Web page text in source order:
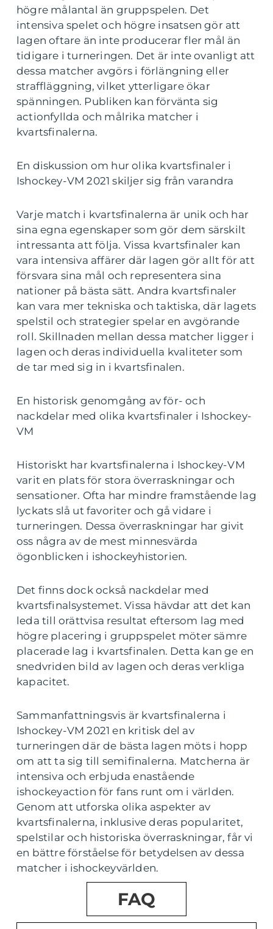
högre målantal än gruppspelen. Det
intensiva spelet och högre insatsen gör att
lagen oftare än inte producerar fler mål än
tidigare i turneringen. Det är inte ovanligt att
dessa matcher avgörs i förlängning eller
straffläggning, vilket ytterligare ökar
spänningen. Publiken kan förvänta sig
actionfyllda och målrika matcher i
kvartsfinalerna.
En diskussion om hur olika kvartsfinaler i
Ishockey-VM 2021 skiljer sig från varandra
Varje match i kvartsfinalerna är unik och har
sina egna egenskaper som gör dem särskilt
intressanta att följa. Vissa kvartsfinaler kan
vara intensiva affärer där lagen gör allt för att
försvara sina mål och representera sina
nationer på bästa sätt. Andra kvartsfinaler
kan vara mer tekniska och taktiska, där lagets
spelstil och strategier spelar en avgörande
roll. Skillnaden mellan dessa matcher ligger i
lagen och deras individuella kvaliteter som
de tar med sig in i kvartsfinalen.
En historisk genomgång av för- och
nackdelar med olika kvartsfinaler i Ishockey-
VM
Historiskt har kvartsfinalerna i Ishockey-VM
varit en plats för stora överraskningar och
sensationer. Ofta har mindre framstående lag
lyckats slå ut favoriter och gå vidare i
turneringen. Dessa överraskningar har givit
oss några av de mest minnesvärda
ögonblicken i ishockeyhistorien.
Det finns dock också nackdelar med
kvartsfinalsystemet. Vissa hävdar att det kan
leda till orättvisa resultat eftersom lag med
högre placering i gruppspelet möter sämre
placerade lag i kvartsfinalen. Detta kan ge en
snedvriden bild av lagen och deras verkliga
kapacitet.
Sammanfattningsvis är kvartsfinalerna i
Ishockey-VM 2021 en kritisk del av
turneringen där de bästa lagen möts i hopp
om att ta sig till semifinalerna. Matcherna är
intensiva och erbjuda enastående
ishockeyaction för fans runt om i världen.
Genom att utforska olika aspekter av
kvartsfinalerna, inklusive deras popularitet,
spelstilar och historiska överraskningar, får vi
en bättre förståelse för betydelsen av dessa
matcher i ishockeyvärlden.
FAQ